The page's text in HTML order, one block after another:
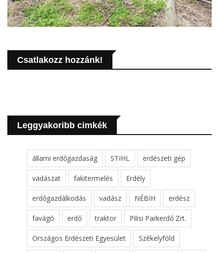
Csatlakozz hozzánk!
Leggyakoribb cimkék
állami erdőgazdaság STIHL erdészeti gép
vadászat fakitermelés Erdély
erdőgazdálkodás vadász NÉBIH erdész
favágó erdő traktor Pilisi Parkerdő Zrt.
Országos Erdészeti Egyesület Székelyföld